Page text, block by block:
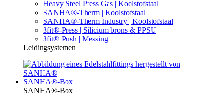
Heavy Steel Press Gas | Koolstofstaal
SANHA®-Therm | Koolstofstaal
SANHA®-Therm Industry | Koolstofstaal
3fit®-Press | Silicium brons & PPSU
3fit®-Push | Messing
Leidingsystemen
SANHA®-Box
SANHA®-Box